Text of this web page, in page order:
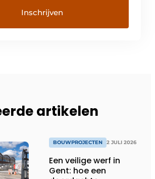
artikelen
BOUWPROJECTEN 2 JULI 2026
Een veilige werf in
Gent: hoe een